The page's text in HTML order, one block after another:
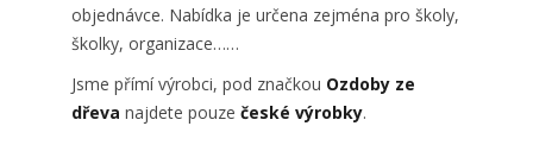
objednávce. Nabídka je určena zejména pro školy,
školky, organizace……
Jsme přímí výrobci, pod značkou Ozdoby ze
dřeva najdete pouze české výrobky.